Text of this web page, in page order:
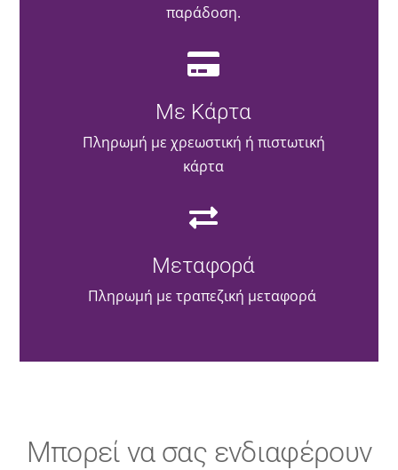
παράδοση.
Με Κάρτα
Πληρωμή με χρεωστική ή πιστωτική
κάρτα
Μεταφορά
Πληρωμή με τραπεζική μεταφορά
Μπορεί να σας ενδιαφέρουν